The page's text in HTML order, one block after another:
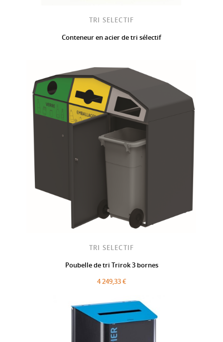
TRI SELECTIF
Conteneur en acier de tri sélectif
TRI SELECTIF
Poubelle de tri Trirok 3 bornes
4 249,33 €